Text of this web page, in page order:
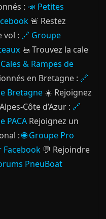
: 📣 Petites
🚨 Restez
vol : 🔗 Groupe
🚤 Trouvez la cale
& Rampes de
en Bretagne : 🔗
Bretagne ☀️ Rejoignez
Côte d’Azur : 🔗
PACA Rejoignez un
:🌐 Groupe Pro
💬 Rejoindre
PneuBoat